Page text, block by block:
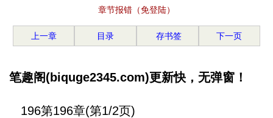
章节报错（免登陆）
上一章 目录 存书签 下一页
笔趣阁(biquge2345.com)更新快，无弹窗！
196第196章(第1/2页)